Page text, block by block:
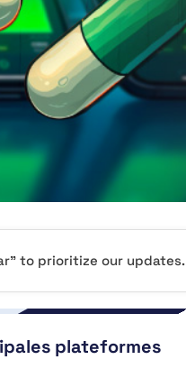
to prioritize our updates.
plateformes